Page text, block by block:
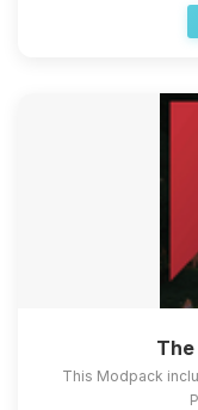
This Modpack